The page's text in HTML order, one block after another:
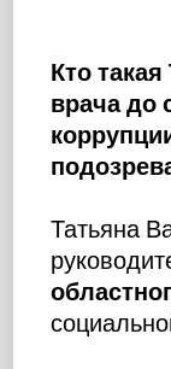
Кто
врача до
Татьяна